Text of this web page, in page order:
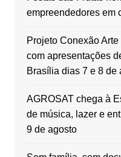
empreendedores em
Projeto Conexão
com apresentações
Brasília dias 7 e 8 de
AGROSAT chega à
de música, lazer e
9 de agosto